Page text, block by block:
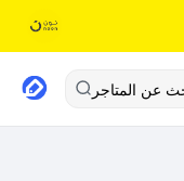
عن المتاجر